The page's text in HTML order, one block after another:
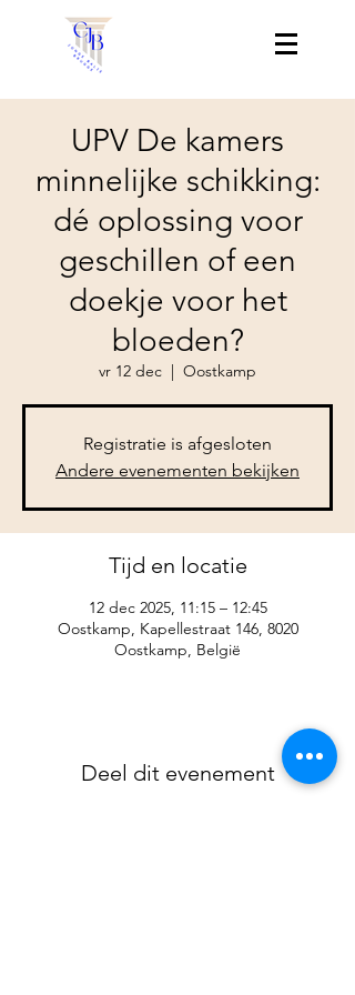
UPV De kamers
minnelijke schikking:
dé oplossing voor
geschillen of een
doekje voor het
bloeden?
vr 12 dec
  |
Oostkamp
Registratie is afgesloten
Andere evenementen bekijken
Tijd en locatie
12 dec 2025, 11:15 – 12:45
Oostkamp, Kapellestraat 146, 8020
Oostkamp, België
Deel dit evenement